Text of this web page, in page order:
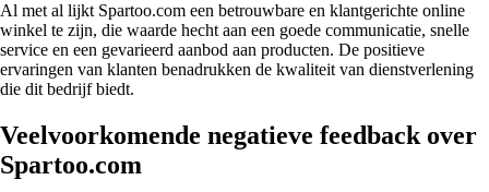
Al met al lijkt Spartoo.com een betrouwbare en klantgerichte online
winkel te zijn, die waarde hecht aan een goede communicatie, snelle
service en een gevarieerd aanbod aan producten. De positieve
ervaringen van klanten benadrukken de kwaliteit van dienstverlening
die dit bedrijf biedt.
Veelvoorkomende negatieve feedback over
Spartoo.com